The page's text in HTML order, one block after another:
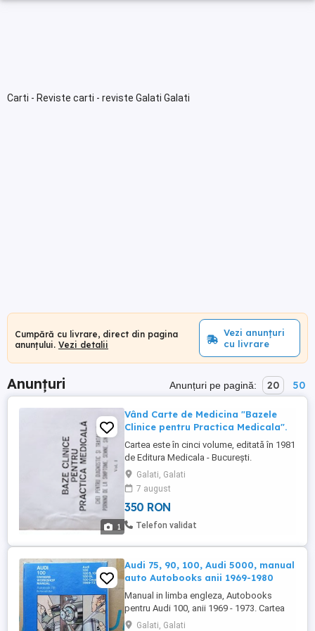
Carti - Reviste carti - reviste Galati Galati
Cumpără cu livrare, direct din pagina
anunțului. Vezi detalii
Vezi anunțuri
cu livrare
Anunțuri Anunțuri pe pagină: 20 50
1
Vând Carte de Medicina "Bazele
Clinice pentru Practica Medicala".
Cartea este în cinci volume, editată în 1981
de Editura Medicala - București.
Reprezintă un important ghid pentru cei
care au îmbrățișat meseria de medic.
Galati, Galati
7 august
350 RON
Telefon validat
Audi 75, 90, 100, Audi 5000, manual
auto Autobooks anii 1969-1980
Manual in limba engleza, Autobooks
pentru Audi 100, anii 1969 - 1973. Cartea
are scoarte cartonate si este in stare
Galati, Galati